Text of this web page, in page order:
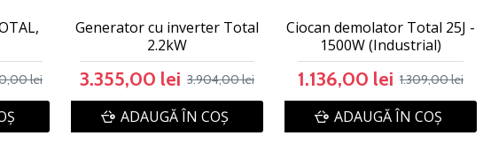
lei
Generator cu inverter Total
2.2kW
3.355,00 lei 3.904,00 lei
ADAUGĂ ÎN COŞ
Ciocan demolator Total 25J -
1500W (Industrial)
1.136,00 lei 1.309,00 lei
ADAUGĂ ÎN COŞ